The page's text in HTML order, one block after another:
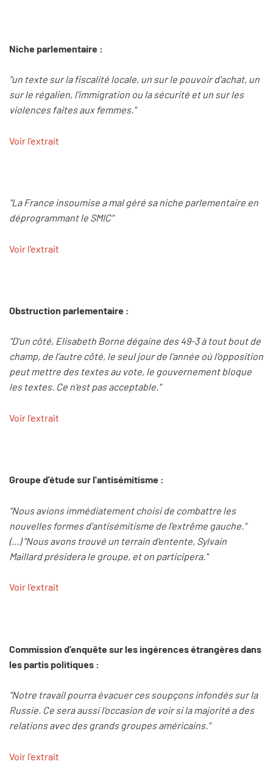
Niche parlementaire :
"un texte sur la fiscalité locale, un sur le pouvoir d'achat, un
sur le régalien, l'immigration ou la sécurité et un sur les
violences faites aux femmes."
Voir l'extrait
"La France insoumise a mal géré sa niche parlementaire en
déprogrammant le SMIC"
Voir l'extrait
Obstruction parlementaire :
"D’un côté, Elisabeth Borne dégaine des 49-3 à tout bout de
champ, de l’autre côté, le seul jour de l’année où l’opposition
peut mettre des textes au vote, le gouvernement bloque
les textes. Ce n'est pas acceptable."
Voir l'extrait
Groupe d'étude sur l'antisémitisme :
"Nous avions immédiatement choisi de combattre les
nouvelles formes d'antisémitisme de l'extrême gauche."
(...) "Nous avons trouvé un terrain d'entente, Sylvain
Maillard présidera le groupe, et on participera."
Voir l'extrait
Commission d'enquête sur les ingérences étrangères dans
les partis politiques :
"Notre travail pourra évacuer ces soupçons infondés sur la
Russie. Ce sera aussi l’occasion de voir si la majorité a des
relations avec des grands groupes américains."
Voir l'extrait